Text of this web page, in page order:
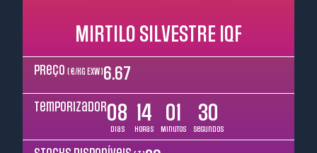
MIRTILO SILVESTRE IQF
Preço ( €/kg EXW ) 6.67
Temporizador08
Dias
14
Horas
01
Minutos
29
Segundos